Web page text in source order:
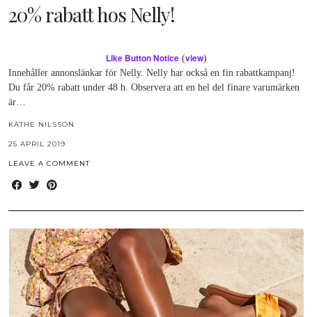
20% rabatt hos Nelly!
Like Button Notice(view)
Innehåller annonslänkar för Nelly. Nelly har också en fin rabattkampanj!
Du får 20% rabatt under 48 h. Observera att en hel del finare varumärken
är…
KÄTHE NILSSON
25 APRIL 2019
LEAVE A COMMENT